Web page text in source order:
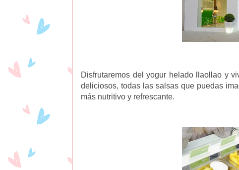
Disfrutaremos del yogur helado llaollao y
deliciosos, todas las salsas que puedas
más nutritivo y refrescante.